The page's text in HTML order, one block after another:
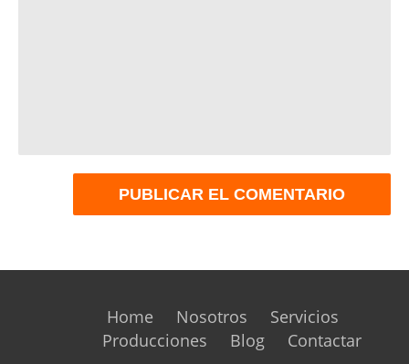
Home Nosotros
Servicios
Producciones
Blog Contactar